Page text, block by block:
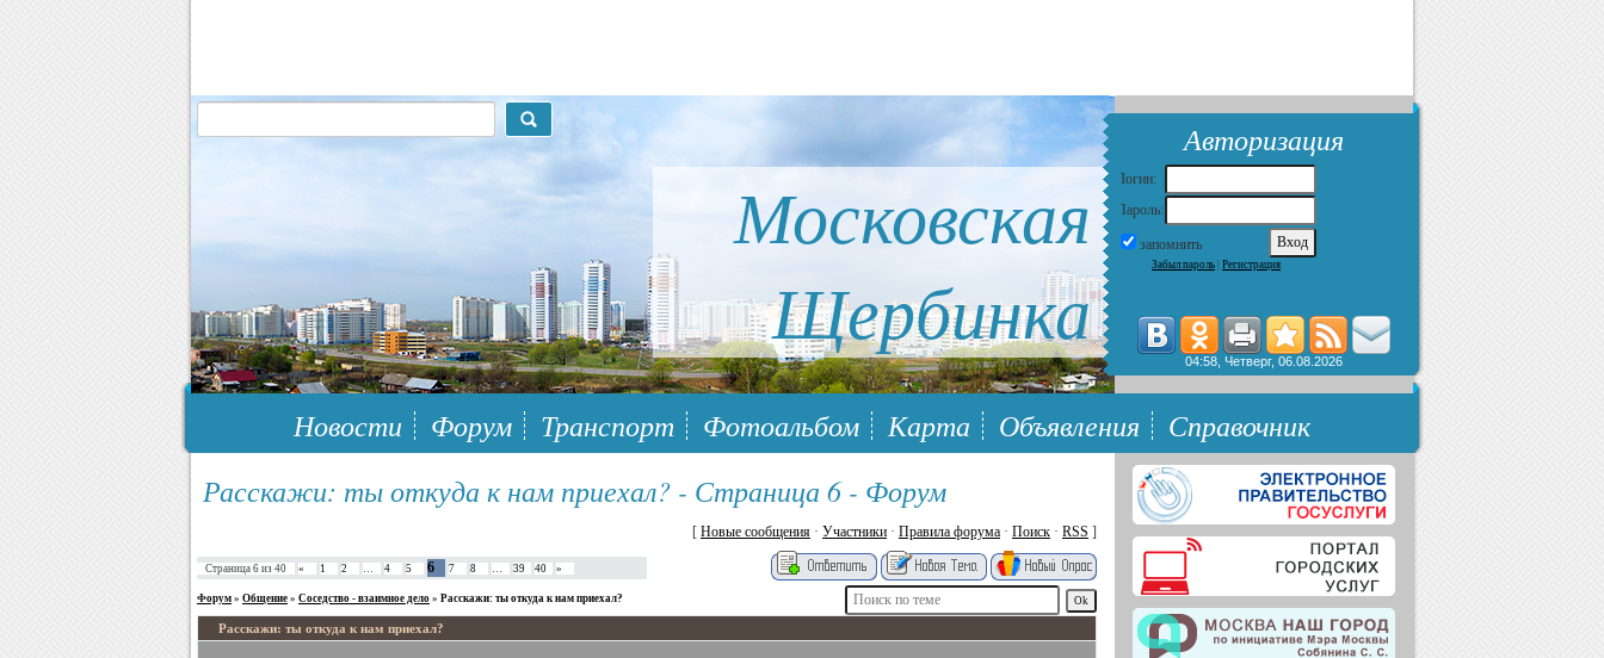
Московская
Щербинка
117148, г.Москва, ЮЗАО, муниципальный район Южное Бутово
Авторизация
Логин:
Пароль:
запомнить
Забыл пароль Регистрация
04:58, Четверг, 06.08.2026
Новости Форум Транспорт Фотоальбом Карта Объявления
Справочник
Расскажи: ты откуда к нам приехал? - Страница 6 - Форум
[ Новые сообщения · Участники · Правила форума · Поиск · RSS ]
Страница 6 из 40 « 1 2 … 4 5 6 7 8 … 39 40 »
Форум » Общение » Соседство - взаимное дело » Расскажи: ты откуда к нам приехал?
Расскажи: ты откуда к нам приехал?